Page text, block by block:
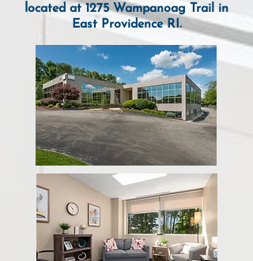
ocated at 1275 Wampanoag Trail in
East Providence RI .